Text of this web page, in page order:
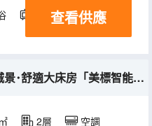
電視機 冰箱
查看供應
大方城景･舒適大床房「美標智能馬桶+小冰箱」
2層 空調